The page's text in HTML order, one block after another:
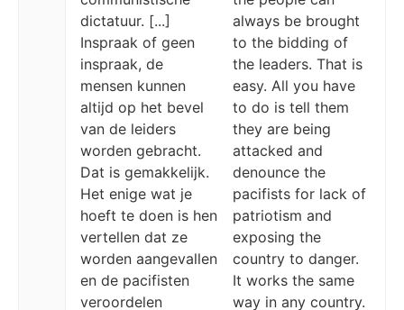
dictatuur. [...]
Inspraak of geen
inspraak, de
mensen kunnen
altijd op het bevel
van de leiders
worden gebracht.
Dat is gemakkelijk.
Het enige wat je
hoeft te doen is hen
vertellen dat ze
worden aangevallen
en de pacifisten
veroordelen
always be brought
to the bidding of
the leaders. That is
easy. All you have
to do is tell them
they are being
attacked and
denounce the
pacifists for lack of
patriotism and
exposing the
country to danger.
It works the same
way in any country.